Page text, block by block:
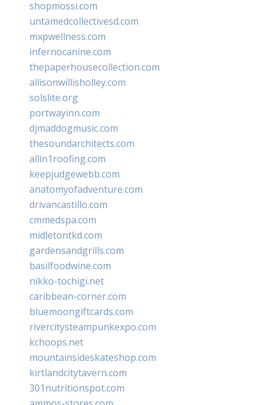
shopmossi.com
untamedcollectivesd.com
mxpwellness.com
infernocanine.com
thepaperhousecollection.com
allisonwillisholley.com
solslite.org
portwayinn.com
djmaddogmusic.com
thesoundarchitects.com
allin1roofing.com
keepjudgewebb.com
anatomyofadventure.com
drivancastillo.com
cmmedspa.com
midletontkd.com
gardensandgrills.com
basilfoodwine.com
nikko-tochigi.net
caribbean-corner.com
bluemoongiftcards.com
rivercitysteampunkexpo.com
kchoops.net
mountainsideskateshop.com
kirtlandcitytavern.com
301nutritionspot.com